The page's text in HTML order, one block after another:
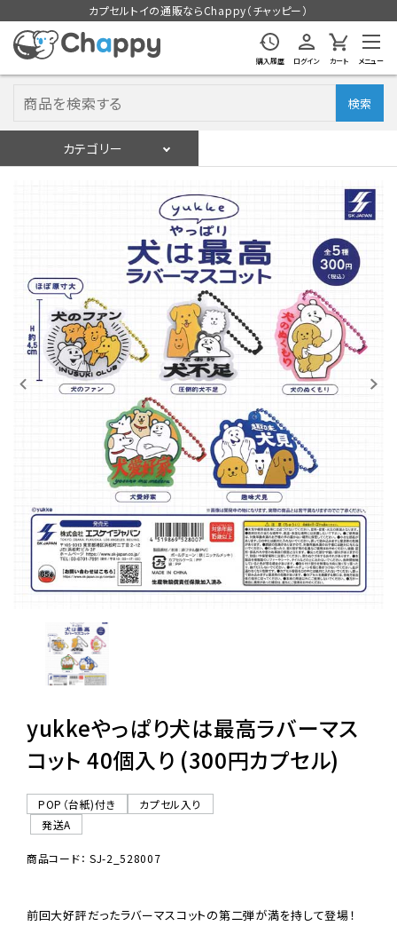
カプセルトイの通販ならChappy（チャッピー）
購入履歴 ログイン カート メニュー
検索
カテゴリー
入荷スケジュールをチェック
カプセルトイマシン本体
カプセルトイ
販促用空カプセル
レンタル
景品・玩具・文具
販促用カプセルトイ
06-6282-7659
yukkeやっぱり犬は最高ラバーマス
コット 40個入り (300円カプセル)
POP（台紙)付き
カプセル入り
発送A
商品コード： SJ-2_528007
前回大好評だったラバーマスコットの第二弾が満を持して登場！